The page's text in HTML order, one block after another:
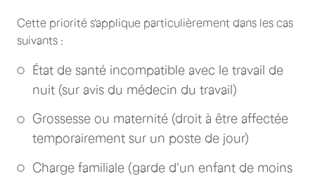
Cette priorité s'applique particulièrement dans les cas
suivants :
État de santé incompatible avec le travail de
nuit (sur avis du médecin du travail)
Grossesse ou maternité (droit à être affectée
temporairement sur un poste de jour)
Charge familiale (garde d'un enfant de moins